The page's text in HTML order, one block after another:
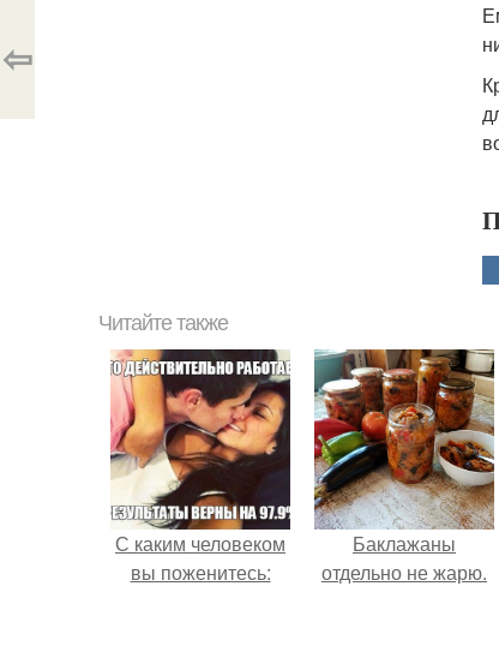
⇦
Читайте также
С каким человеком
вы поженитесь:
Баклажаны
отдельно не жарю.